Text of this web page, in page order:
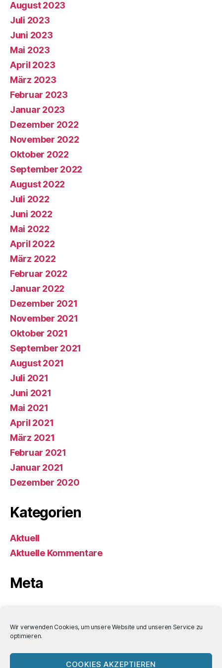
Wir verwenden Cookies, um unsere Website und unseren Service zu
optimieren.
COOKIES AKZEPTIEREN
August 2023
Juli 2023
Juni 2023
Mai 2023
April 2023
März 2023
Februar 2023
Januar 2023
Dezember 2022
November 2022
Oktober 2022
September 2022
August 2022
Juli 2022
Juni 2022
Mai 2022
April 2022
März 2022
Februar 2022
Januar 2022
Dezember 2021
November 2021
Oktober 2021
September 2021
August 2021
Juli 2021
Juni 2021
Mai 2021
April 2021
März 2021
Februar 2021
Januar 2021
Dezember 2020
Kategorien
Aktuell
Aktuelle Kommentare
Meta
Eintrags-Feed
Kommentar-Feed
WordPress.org